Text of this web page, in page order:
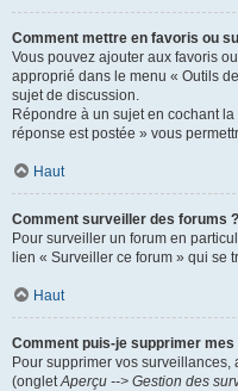
Comment mettre en favoris ou
Vous pouvez ajouter aux favoris
approprié dans le menu « Outils
sujet de discussion.
Répondre à un sujet en cochant la
réponse est postée » vous
Haut
Comment surveiller des forums ?
Pour surveiller un forum en
lien « Surveiller ce forum » qui se
Haut
Comment puis-je supprimer
Pour supprimer vos surveillances,
(ongletAperçu --> Gestion des